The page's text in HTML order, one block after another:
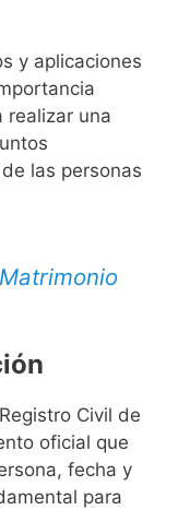
y aplicaciones
realizar una
las personas
Civil de
oficial que
fecha y
para